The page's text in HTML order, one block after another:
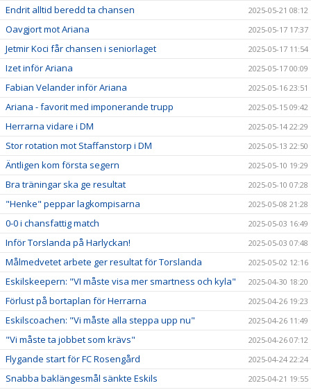
Endrit alltid beredd ta chansen 2025-05-21 08:12
Oavgjort mot Ariana 2025-05-17 17:37
Jetmir Koci får chansen i seniorlaget 2025-05-17 11:54
Izet inför Ariana 2025-05-17 00:09
Fabian Velander inför Ariana 2025-05-16 23:51
Ariana - favorit med imponerande trupp 2025-05-15 09:42
Herrarna vidare i DM 2025-05-14 22:29
Stor rotation mot Staffanstorp i DM 2025-05-13 22:50
Äntligen kom första segern 2025-05-10 19:29
Bra träningar ska ge resultat 2025-05-10 07:28
"Henke" peppar lagkompisarna 2025-05-08 21:28
0-0 i chansfattig match 2025-05-03 16:49
Inför Torslanda på Harlyckan! 2025-05-03 07:48
Målmedvetet arbete ger resultat för Torslanda 2025-05-02 12:16
Eskilskeepern: "VI måste visa mer smartness och kyla" 2025-04-30 18:20
Förlust på bortaplan för Herrarna 2025-04-26 19:23
Eskilscoachen: "Vi måste alla steppa upp nu" 2025-04-26 11:49
"Vi måste ta jobbet som krävs" 2025-04-26 07:12
Flygande start för FC Rosengård 2025-04-24 22:24
Snabba baklängesmål sänkte Eskils 2025-04-21 19:55